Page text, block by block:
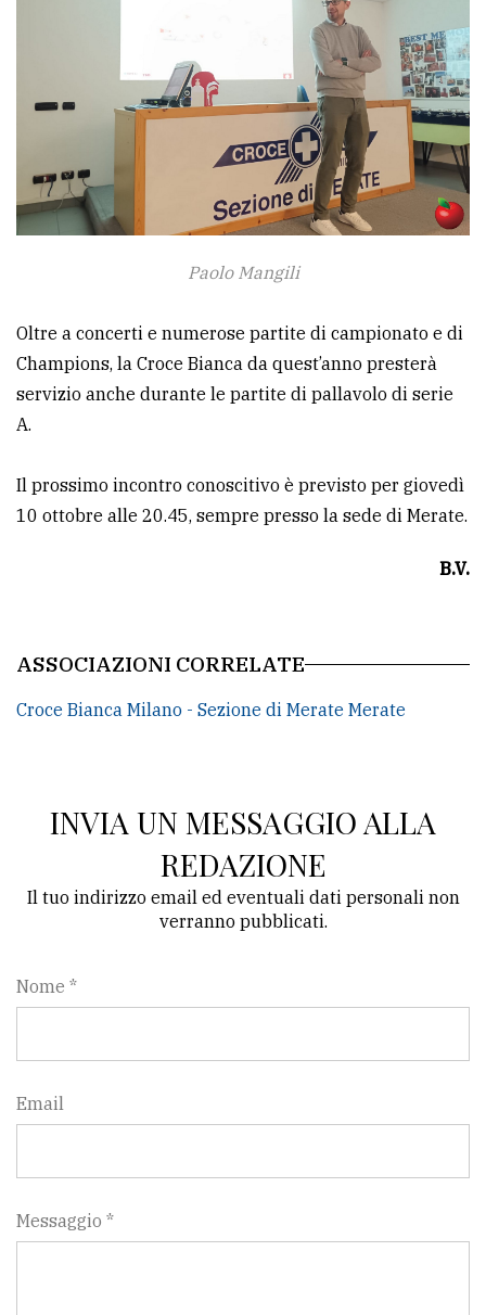
Paolo Mangili
Oltre a concerti e numerose partite di campionato e di
Champions, la Croce Bianca da quest’anno presterà
servizio anche durante le partite di pallavolo di serie
A.
Il prossimo incontro conoscitivo è previsto per giovedì
10 ottobre alle 20.45, sempre presso la sede di Merate.
B.V.
ASSOCIAZIONI CORRELATE
Croce Bianca Milano - Sezione di Merate Merate
INVIA UN MESSAGGIO ALLA
REDAZIONE
Il tuo indirizzo email ed eventuali dati personali non
verranno pubblicati.
Nome *
Email
Messaggio *